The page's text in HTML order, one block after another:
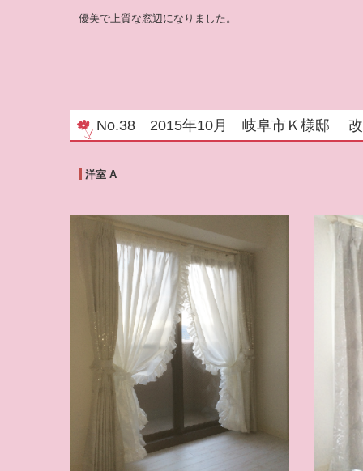
優美で上質な窓辺になりました。
No.38 2015年10月 岐阜市Ｋ様邸 改
洋室 A